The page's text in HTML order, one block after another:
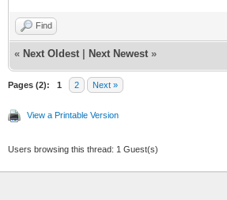
Find
« Next Oldest Next Newest »
Pages (2): 1 2 Next »
View a Printable Version
Users browsing this thread: 1 Guest(s)